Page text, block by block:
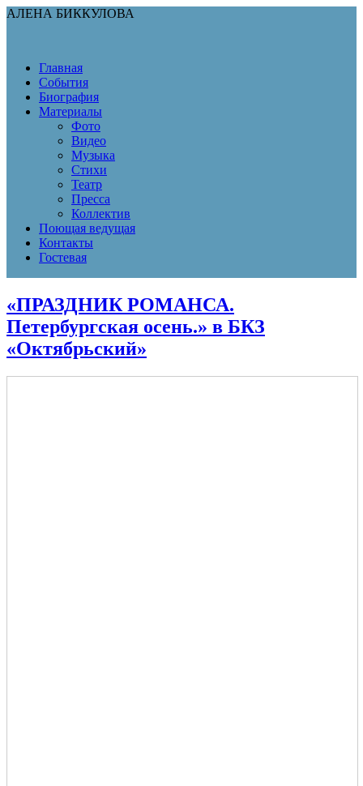
АЛЕНА БИККУЛОВА
Главная
События
Биография
Материалы
Фото
Видео
Музыка
Стихи
Театр
Пресса
Коллектив
Поющая ведущая
Контакты
Гостевая
«ПРАЗДНИК РОМАНСА.
Петербургская осень.» в БКЗ
«Октябрьский»